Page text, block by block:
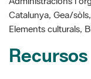
Recursos